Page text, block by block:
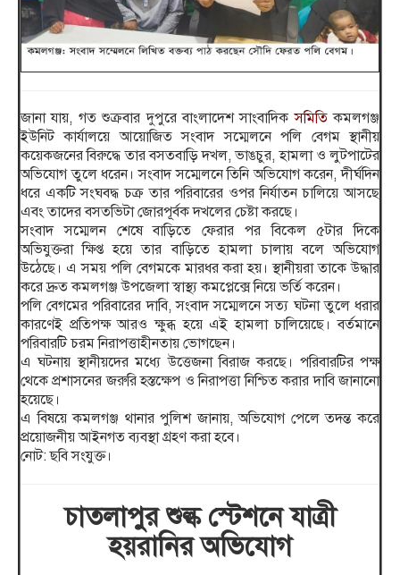
জানা যায়, গত শুক্রবার দুপুরে বাংলাদেশ সাংবাদিকসমিতিকমলগঞ্জ
ইউনিট কার্যালয়ে আয়োজিত সংবাদ সম্মেলনে পলি বেগম স্থানীয়
কয়েকজনের বিরুদ্ধে তার বসতবাড়ি দখল, ভাঙচুর, হামলা ও লুটপাটের
অভিযোগ তুলে ধরেন। সংবাদ সম্মেলনে তিনি অভিযোগ করেন, দীর্ঘদিন
ধরে একটি সংঘবদ্ধ চক্র তার পরিবারের ওপর নির্যাতন চালিয়ে আসছে
এবং তাদের বসতভিটা জোরপূর্বক দখলের চেষ্টা করছে।
সংবাদ সম্মেলন শেষে বাড়িতে ফেরার পর বিকেল ৫টার দিকে
অভিযুক্তরা ক্ষিপ্ত হয়ে তার বাড়িতে হামলা চালায় বলে অভিযোগ
উঠেছে। এ সময় পলি বেগমকে মারধর করা হয়। স্থানীয়রা তাকে উদ্ধার
করে দ্রুত কমলগঞ্জ উপজেলা স্বাস্থ্য কমপ্লেক্সে নিয়ে ভর্তি করেন।
পলি বেগমের পরিবারের দাবি, সংবাদ সম্মেলনে সত্য ঘটনা তুলে ধরার
কারণেই প্রতিপক্ষ আরও ক্ষুব্ধ হয়ে এই হামলা চালিয়েছে। বর্তমানে
পরিবারটি চরম নিরাপত্তাহীনতায় ভোগছেন।
এ ঘটনায় স্থানীয়দের মধ্যে উত্তেজনা বিরাজ করছে। পরিবারটির পক্ষ
থেকে প্রশাসনের জরুরি হস্তক্ষেপ ও নিরাপত্তা নিশ্চিত করার দাবি জানানো
হয়েছে।
এ বিষয়ে কমলগঞ্জ থানার পুলিশ জানায়, অভিযোগ পেলে তদন্ত করে
প্রয়োজনীয় আইনগত ব্যবস্থা গ্রহণ করা হবে।
নোট: ছবি সংযুক্ত।
চাতলাপুর শুল্ক স্টেশনে যাত্রী
হয়রানির অভিযোগ